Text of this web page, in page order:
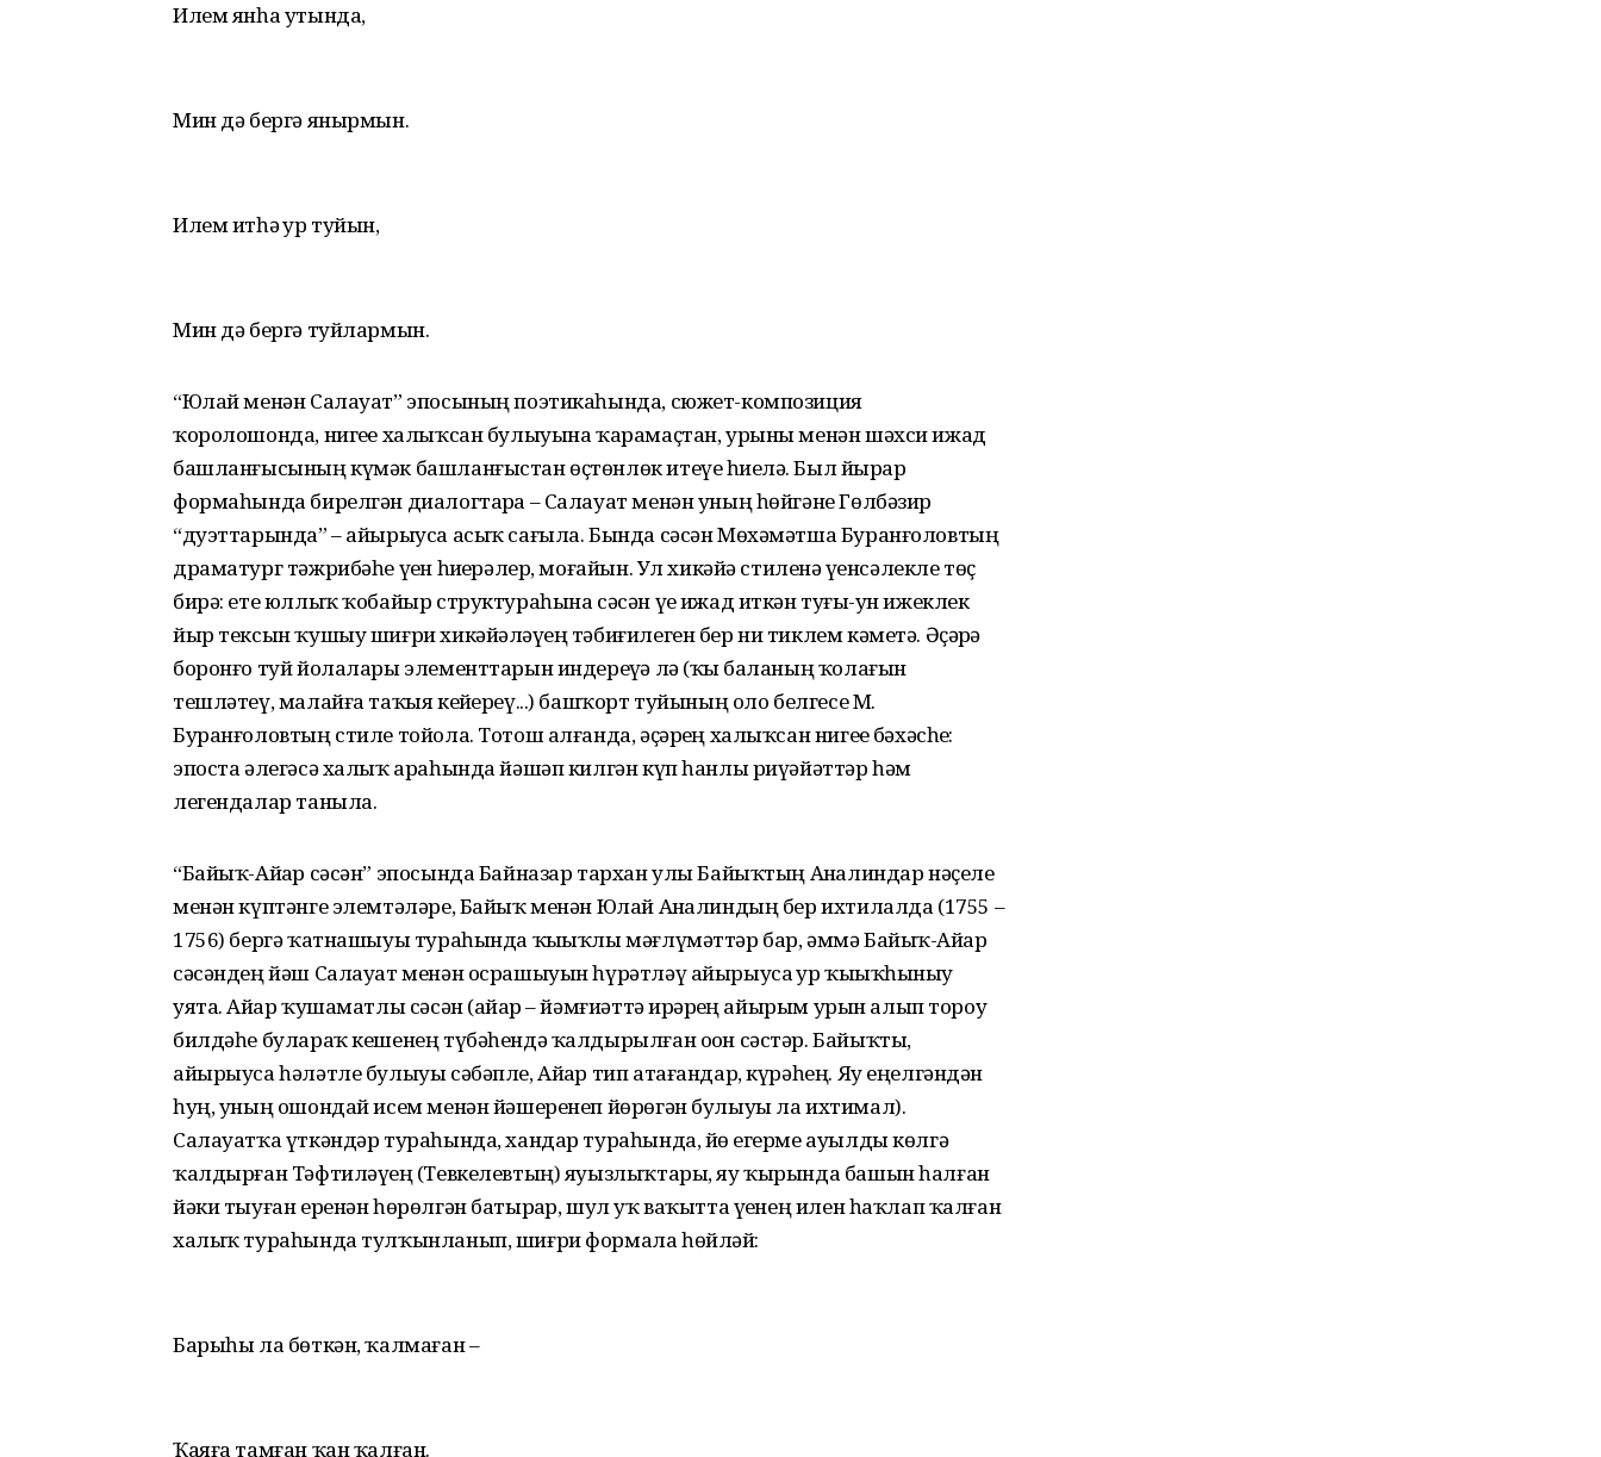
Илем янһа утында,
Мин дә бергә янырмын.
Илем итһә ҙур туйын,
Мин дә бергә туйлармын.
“Юлай менән Салауат” эпосының поэтика­һында, сюжет-композиция
ҡоролошонда, нигеҙе халыҡсан булыуына ҡарамаҫтан, урыны менән шәхси ижад
башланғысының күмәк башланғыс­тан өҫтөнлөк итеүе һиҙелә. Был йырҙар
формаһында бирелгән диалогтарҙа – Салауат менән уның һөйгәне Гөлбәзир
“дуэттарында” – айырыуса асыҡ сағыла. Бында сәсән Мөхәмәтша Буранғоловтың
драматург тәжрибәһе үҙен һиҙҙерәлер, моғайын. Ул хикәйә стиленә үҙенсәлекле төҫ
бирә: ете юллыҡ ҡобайыр структураһына сәсән үҙе ижад иткән туғыҙ-ун ижеклек
йыр тексын ҡушыу шиғри хикәйәләүҙең тәбиғилеген бер ни тиклем кәметә. Әҫәрҙә
боронғо туй йолалары элементтарын индереүҙә лә (ҡыҙ баланың ҡолағын
тешләтеү, малайға таҡыя кейҙереү...) башҡорт туйының оло белгесе М.
Буранғоловтың стиле тойола. Тотош алғанда, әҫәрҙең халыҡсан нигеҙе бәхәсһеҙ:
эпоста әлегәсә халыҡ араһында йәшәп килгән күп һанлы риүәйәттәр һәм
легендалар таныла.
“Байыҡ-Айҙар сәсән” эпосында Байназар тархан улы Байыҡтың Аҙналиндар нәҫеле
менән күптәнге элемтәләре, Байыҡ менән Юлай Аҙналиндың бер ихтилалда (1755 –
1756) бергә ҡатнашыуы тураһында ҡыҙыҡлы мәғлүмәттәр бар, әммә Байыҡ-Айҙар
сәсәндең йәш Салауат менән осрашыуын һүрәтләү айырыуса ҙур ҡыҙыҡһыныу
уята. Айҙар ҡушаматлы сәсән (айҙар – йәмғиәттә ирҙәрҙең айырым урын алып тороу
билдәһе булараҡ кешенең түбәһендә ҡалдырылған оҙон сәстәр. Байыҡты,
айырыуса һәләтле булыуы сәбәпле, Айҙар тип атағандар, күрәһең. Яу еңелгәндән
һуң, уның ошондай исем менән йәшеренеп йөрөгән булыуы ла ихтимал).
Салауатҡа үткәндәр тураһында, хандар тураһында, йөҙ егерме ауылды көлгә
ҡалдырған Тәфтиләүҙең (Тевкелевтың) яуызлыҡтары, яу ҡырында башын һалған
йәки тыуған еренән һөрөлгән батырҙар, шул уҡ ваҡытта үҙенең илен һаҡлап ҡалған
халыҡ тураһында тулҡынланып, шиғри формала һөйләй:
Барыһы ла бөткән, ҡалмаған –
Ҡаяға тамған ҡан ҡалған.